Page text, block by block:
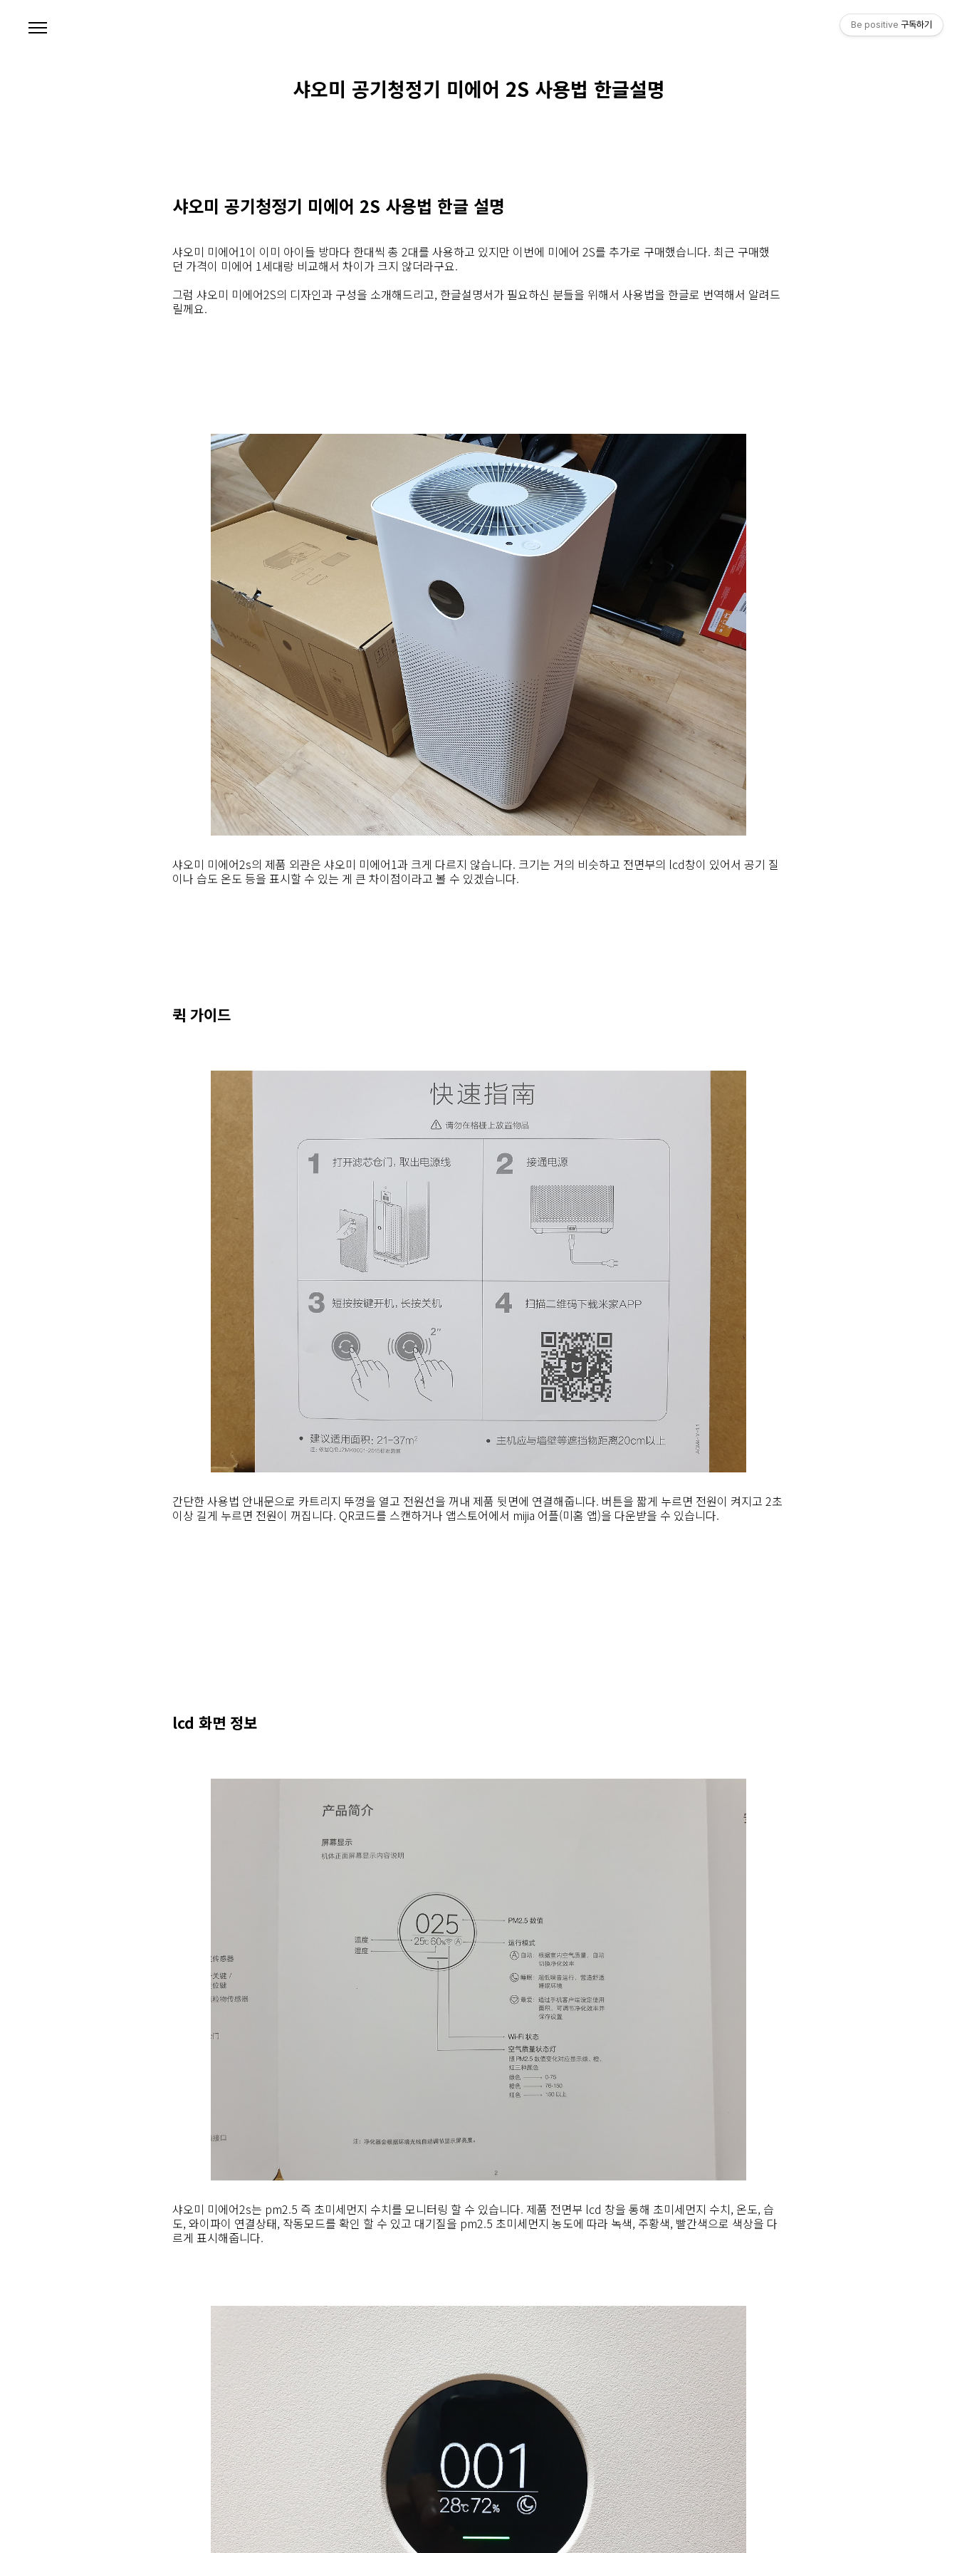
샤오미 공기청정기 미에어 2S 사용법 한글설명
샤오미 공기청정기 미에어 2S 사용법 한글 설명
샤오미 미에어1이 이미 아이들 방마다 한대씩 총 2대를 사용하고 있지만 이번에 미에어 2S를 추가로 구매했습니다. 최근 구매했
던 가격이 미에어 1세대랑 비교해서 차이가 크지 않더라구요.
그럼 샤오미 미에어2S의 디자인과 구성을 소개해드리고, 한글설명서가 필요하신 분들을 위해서 사용법을 한글로 번역해서 알려드
릴께요.
샤오미 미에어2s의 제품 외관은 샤오미 미에어1과 크게 다르지 않습니다. 크기는 거의 비슷하고 전면부의 lcd창이 있어서 공기 질
이나 습도 온도 등을 표시할 수 있는 게 큰 차이점이라고 볼 수 있겠습니다.
퀵 가이드
간단한 사용법 안내문으로 카트리지 뚜껑을 열고 전원선을 꺼내 제품 뒷면에 연결해줍니다. 버튼을 짧게 누르면 전원이 켜지고 2초
이상 길게 누르면 전원이 꺼집니다. QR코드를 스캔하거나 앱스토어에서 mijia 어플(미홈 앱)을 다운받을 수 있습니다.
lcd 화면 정보
샤오미 미에어2s는 pm2.5 즉 초미세먼지 수치를 모니터링 할 수 있습니다. 제품 전면부 lcd 창을 통해 초미세먼지 수치, 온도, 습
도, 와이파이 연결상태, 작동모드를 확인 할 수 있고 대기질을 pm2.5 초미세먼지 농도에 따라 녹색, 주황색, 빨간색으로 색상을 다
르게 표시해줍니다.
Be positive 구독하기